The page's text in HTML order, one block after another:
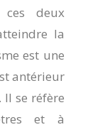
deux
la
est une
antérieur
se réfère
et à